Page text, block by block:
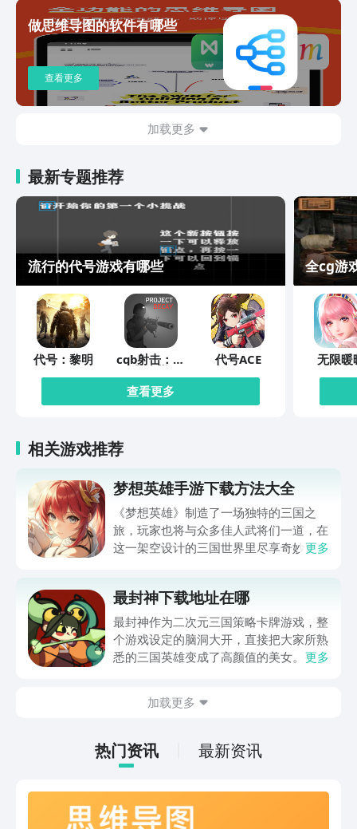
做思维导图的软件有哪些
查看更多
加载更多
最新专题推荐
流行的代号游戏有哪些
代号：黎明 cqb射击：代
号腐烂
代号ACE
查看更多
全cg游
无限暖
相关游戏推荐
梦想英雄手游下载方法大全
《梦想英雄》制造了一场独特的三国之
旅，玩家也将与众多佳人武将们一道，在
这一架空设计的三国世界里尽享奇妙冒
为玩家们带来，通过它就可以体验到超级
畅快的三国冒险，想入坑这一作品的玩家
还请不要错过。
更多
最封神下载地址在哪
最封神作为二次元三国策略卡牌游戏，整
个游戏设定的脑洞大开，直接把大家所熟
悉的三国英雄变成了高颜值的美女。整体
家在体验游戏的时候，如果能够成功的下
面就针对下载地址做相关内容的介绍。
更多
加载更多
热门资讯 最新资讯